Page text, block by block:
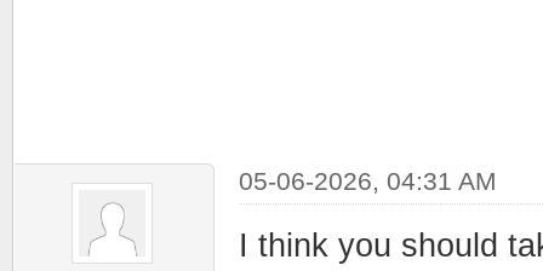
05-06-2026, 04:31 AM
I think you should